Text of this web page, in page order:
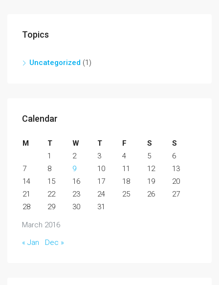
Topics
Uncategorized (1)
Calendar
March 2016
M T W T F S
S
1
2 3 4 5
6
7
8 9 10 11 12
13
14
15 16 17 18 19
20
21
22 23 24 25 26
27
28
29 30 31
« Jan Dec »